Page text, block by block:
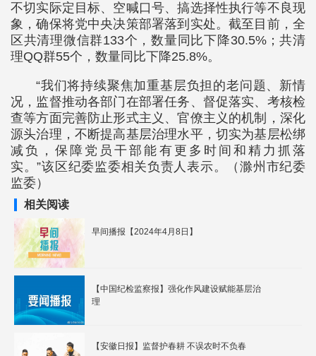
不切实际定目标、空喊口号、搞选择性执行等不良现
象，确保将党中央决策部署落到实处。截至目前，全
区共清理微信群133个，数量同比下降30.5%；共清
理QQ群55个，数量同比下降25.8%。
“我们将持续聚焦加重基层负担的老问题、新情
况，监督推动各部门在部署任务、督促落实、考核检
查等方面完善防止形式主义、官僚主义的机制，深化
源头治理，不断提高基层治理水平，切实为基层松绑
减负，保障党员干部能有更多时间和精力抓落
实。”该区纪委监委相关负责人表示。（滁州市纪委
监委）
相关阅读
早间播报【2024年4月8日】
【中国纪检监察报】强化作风建设赋能基层治
理
【安徽日报】监督护春耕 不误农时不负春